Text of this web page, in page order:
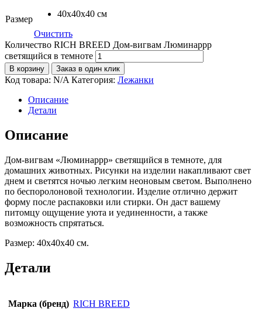
Размер
40х40х40 см
Очистить
Количество RICH BREED Дом-вигвам Люминаррр
светящийся в темноте
В корзину Заказ в один клик
Код товара: N/A Категория: Лежанки
Описание
Детали
Описание
Дом-вигвам «Люминаррр» светящийся в темноте, для
домашних животных. Рисунки на изделии накапливают свет
днем и светятся ночью легким неоновым светом. Выполнено
по беспоролоновой технологии. Изделие отлично держит
форму после распаковки или стирки. Он даст вашему
питомцу ощущение уюта и уединенности, а также
возможность спрятаться.
Размер: 40х40х40 см.
Детали
Марка (бренд) RICH BREED